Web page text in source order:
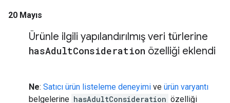
20 Mayıs
Ürünle ilgili yapılandırılmış veri türlerine
hasAdultConsideration özelliği eklendi
Ne: Satıcı ürün listeleme deneyimi ve ürün varyantı
belgelerine hasAdultConsideration özelliği